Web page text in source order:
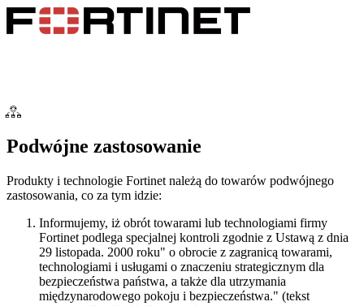
Podwójne zastosowanie
Produkty i technologie Fortinet należą do towarów podwójnego
zastosowania, co za tym idzie:
Informujemy, iż obrót towarami lub technologiami firmy
Fortinet podlega specjalnej kontroli zgodnie z Ustawą z dnia
29 listopada. 2000 roku" o obrocie z zagranicą towarami,
technologiami i usługami o znaczeniu strategicznym dla
bezpieczeństwa państwa, a także dla utrzymania
międzynarodowego pokoju i bezpieczeństwa." (tekst